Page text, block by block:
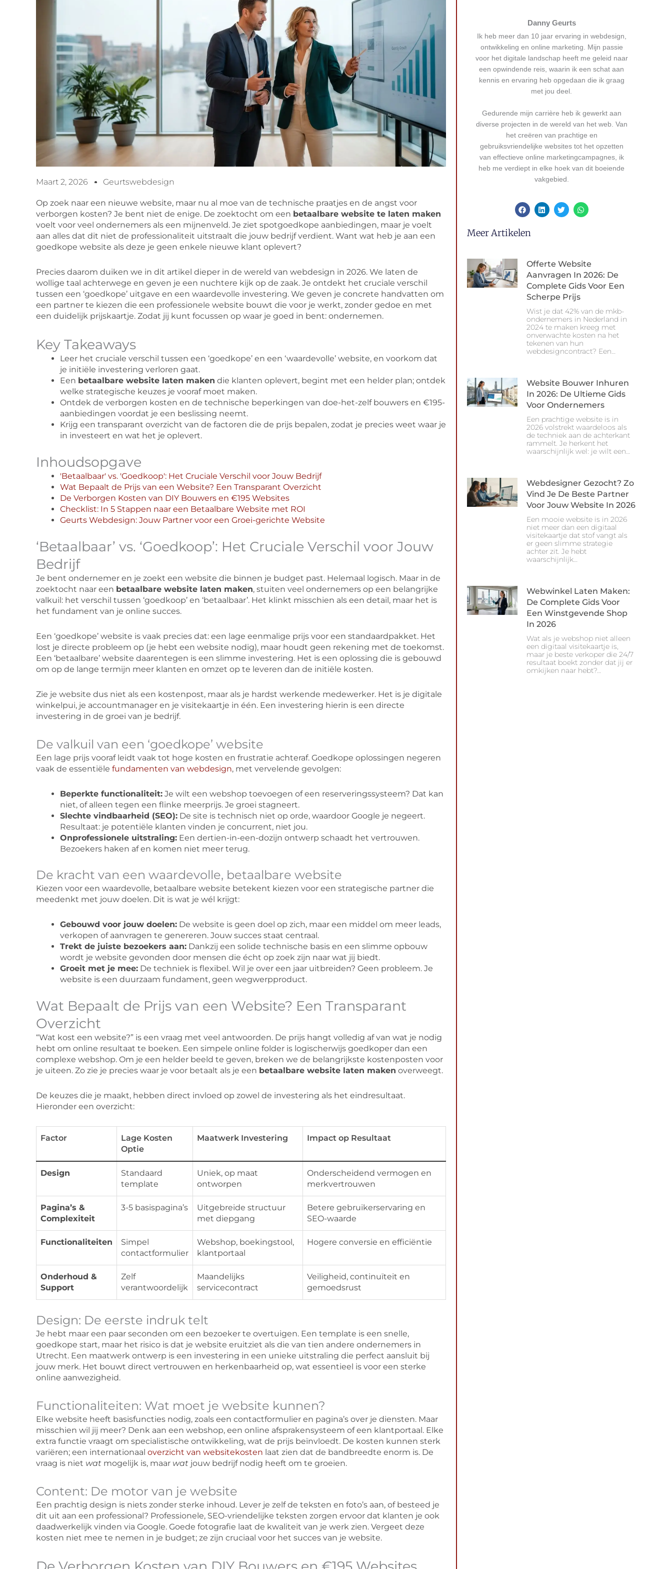
Maart 2, 2026 Geurtswebdesign
Op zoek naar een nieuwe website, maar nu al moe van de technische praatjes en de angst voor
verborgen kosten? Je bent niet de enige. De zoektocht om een betaalbare website te laten maken
voelt voor veel ondernemers als een mijnenveld. Je ziet spotgoedkope aanbiedingen, maar je voelt
aan alles dat dit niet de professionaliteit uitstraalt die jouw bedrijf verdient. Want wat heb je aan een
goedkope website als deze je geen enkele nieuwe klant oplevert?
Precies daarom duiken we in dit artikel dieper in de wereld van webdesign in 2026. We laten de
wollige taal achterwege en geven je een nuchtere kijk op de zaak. Je ontdekt het cruciale verschil
tussen een ‘goedkope’ uitgave en een waardevolle investering. We geven je concrete handvatten om
een partner te kiezen die een professionele website bouwt die voor je werkt, zonder gedoe en met
een duidelijk prijskaartje. Zodat jij kunt focussen op waar je goed in bent: ondernemen.
Key Takeaways
Leer het cruciale verschil tussen een ‘goedkope’ en een ‘waardevolle’ website, en voorkom dat
je initiële investering verloren gaat.
Een betaalbare website laten maken die klanten oplevert, begint met een helder plan; ontdek
welke strategische keuzes je vooraf moet maken.
Ontdek de verborgen kosten en de technische beperkingen van doe-het-zelf bouwers en €195-
aanbiedingen voordat je een beslissing neemt.
Krijg een transparant overzicht van de factoren die de prijs bepalen, zodat je precies weet waar je
in investeert en wat het je oplevert.
Inhoudsopgave
'Betaalbaar' vs. 'Goedkoop': Het Cruciale Verschil voor Jouw Bedrijf
Wat Bepaalt de Prijs van een Website? Een Transparant Overzicht
De Verborgen Kosten van DIY Bouwers en €195 Websites
Checklist: In 5 Stappen naar een Betaalbare Website met ROI
Geurts Webdesign: Jouw Partner voor een Groei-gerichte Website
‘Betaalbaar’ vs. ‘Goedkoop’: Het Cruciale Verschil voor Jouw
Bedrijf
Je bent ondernemer en je zoekt een website die binnen je budget past. Helemaal logisch. Maar in de
zoektocht naar een betaalbare website laten maken, stuiten veel ondernemers op een belangrijke
valkuil: het verschil tussen ‘goedkoop’ en ‘betaalbaar’. Het klinkt misschien als een detail, maar het is
het fundament van je online succes.
Een ‘goedkope’ website is vaak precies dat: een lage eenmalige prijs voor een standaardpakket. Het
lost je directe probleem op (je hebt een website nodig), maar houdt geen rekening met de toekomst.
Een ‘betaalbare’ website daarentegen is een slimme investering. Het is een oplossing die is gebouwd
om op de lange termijn meer klanten en omzet op te leveren dan de initiële kosten.
Zie je website dus niet als een kostenpost, maar als je hardst werkende medewerker. Het is je digitale
winkelpui, je accountmanager en je visitekaartje in één. Een investering hierin is een directe
investering in de groei van je bedrijf.
De valkuil van een ‘goedkope’ website
Een lage prijs vooraf leidt vaak tot hoge kosten en frustratie achteraf. Goedkope oplossingen negeren
vaak de essentiële fundamenten van webdesign, met vervelende gevolgen:
Beperkte functionaliteit: Je wilt een webshop toevoegen of een reserveringssysteem? Dat kan
niet, of alleen tegen een flinke meerprijs. Je groei stagneert.
Slechte vindbaarheid (SEO): De site is technisch niet op orde, waardoor Google je negeert.
Resultaat: je potentiële klanten vinden je concurrent, niet jou.
Onprofessionele uitstraling: Een dertien-in-een-dozijn ontwerp schaadt het vertrouwen.
Bezoekers haken af en komen niet meer terug.
De kracht van een waardevolle, betaalbare website
Kiezen voor een waardevolle, betaalbare website betekent kiezen voor een strategische partner die
meedenkt met jouw doelen. Dit is wat je wél krijgt:
Gebouwd voor jouw doelen: De website is geen doel op zich, maar een middel om meer leads,
verkopen of aanvragen te genereren. Jouw succes staat centraal.
Trekt de juiste bezoekers aan: Dankzij een solide technische basis en een slimme opbouw
wordt je website gevonden door mensen die écht op zoek zijn naar wat jij biedt.
Groeit met je mee: De techniek is flexibel. Wil je over een jaar uitbreiden? Geen probleem. Je
website is een duurzaam fundament, geen wegwerpproduct.
Wat Bepaalt de Prijs van een Website? Een Transparant
Overzicht
“Wat kost een website?” is een vraag met veel antwoorden. De prijs hangt volledig af van wat je nodig
hebt om online resultaat te boeken. Een simpele online folder is logischerwijs goedkoper dan een
complexe webshop. Om je een helder beeld te geven, breken we de belangrijkste kostenposten voor
je uiteen. Zo zie je precies waar je voor betaalt als je een betaalbare website laten maken overweegt.
De keuzes die je maakt, hebben direct invloed op zowel de investering als het eindresultaat.
Hieronder een overzicht:
Factor
Lage Kosten
Optie
Maatwerk Investering Impact op Resultaat
Design
Standaard
template
Uniek, op maat
ontworpen
Onderscheidend vermogen en
merkvertrouwen
Pagina’s &
Complexiteit
3-5 basispagina’s
Uitgebreide structuur
met diepgang
Betere gebruikerservaring en
SEO-waarde
Functionaliteiten
Simpel
contactformulier
Webshop, boekingstool,
klantportaal
Hogere conversie en efficiëntie
Onderhoud &
Support
Zelf
verantwoordelijk
Maandelijks
servicecontract
Veiligheid, continuïteit en
gemoedsrust
Design: De eerste indruk telt
Je hebt maar een paar seconden om een bezoeker te overtuigen. Een template is een snelle,
goedkope start, maar het risico is dat je website eruitziet als die van tien andere ondernemers in
Utrecht. Een maatwerk ontwerp is een investering in een unieke uitstraling die perfect aansluit bij
jouw merk. Het bouwt direct vertrouwen en herkenbaarheid op, wat essentieel is voor een sterke
online aanwezigheid.
Functionaliteiten: Wat moet je website kunnen?
Elke website heeft basisfuncties nodig, zoals een contactformulier en pagina’s over je diensten. Maar
misschien wil jij meer? Denk aan een webshop, een online afsprakensysteem of een klantportaal. Elke
extra functie vraagt om specialistische ontwikkeling, wat de prijs beïnvloedt. De kosten kunnen sterk
variëren; een internationaal overzicht van websitekosten laat zien dat de bandbreedte enorm is. De
vraag is niet wat mogelijk is, maar wat jouw bedrijf nodig heeft om te groeien.
Content: De motor van je website
Een prachtig design is niets zonder sterke inhoud. Lever je zelf de teksten en foto’s aan, of besteed je
dit uit aan een professional? Professionele, SEO-vriendelijke teksten zorgen ervoor dat klanten je ook
daadwerkelijk vinden via Google. Goede fotografie laat de kwaliteit van je werk zien. Vergeet deze
kosten niet mee te nemen in je budget; ze zijn cruciaal voor het succes van je website.
Danny Geurts
Ik heb meer dan 10 jaar ervaring in webdesign,
ontwikkeling en online marketing. Mijn passie
voor het digitale landschap heeft me geleid naar
een opwindende reis, waarin ik een schat aan
kennis en ervaring heb opgedaan die ik graag
met jou deel.
Gedurende mijn carrière heb ik gewerkt aan
diverse projecten in de wereld van het web. Van
het creëren van prachtige en
gebruiksvriendelijke websites tot het opzetten
van effectieve online marketingcampagnes, ik
heb me verdiept in elke hoek van dit boeiende
vakgebied.
F
a
b
L
i
T
w
W
h
Meer Artikelen
Offerte Website
Aanvragen In 2026: De
Complete Gids Voor Een
Scherpe Prijs
Wist je dat 42% van de mkb-
ondernemers in Nederland in
2024 te maken kreeg met
onverwachte kosten na het
tekenen van hun
webdesigncontract? Een…
Website Bouwer Inhuren
In 2026: De Ultieme Gids
Voor Ondernemers
Een prachtige website is in
2026 volstrekt waardeloos als
de techniek aan de achterkant
rammelt. Je herkent het
waarschijnlijk wel: je wilt een…
Webdesigner Gezocht? Zo
Vind Je De Beste Partner
Voor Jouw Website In 2026
Een mooie website is in 2026
niet meer dan een digitaal
visitekaartje dat stof vangt als
er geen slimme strategie
achter zit. Je hebt
waarschijnlijk…
Webwinkel Laten Maken:
De Complete Gids Voor
Een Winstgevende Shop
In 2026
Wat als je webshop niet alleen
een digitaal visitekaartje is,
maar je beste verkoper die 24/7
resultaat boekt zonder dat jij er
omkijken naar hebt?…